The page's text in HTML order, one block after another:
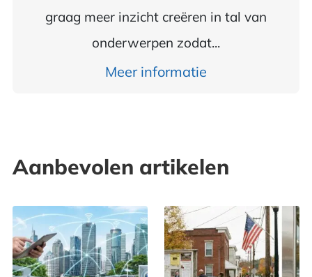
graag meer inzicht creëren in tal van
onderwerpen zodat...
Meer informatie
Aanbevolen artikelen